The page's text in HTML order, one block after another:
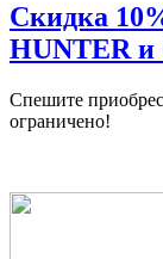
Скидка
HUNTER
Спешите
ограничено!